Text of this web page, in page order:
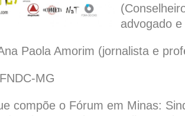
advogado
Paola Amorim (jornalista e
MG
compõe o Fórum em Minas: